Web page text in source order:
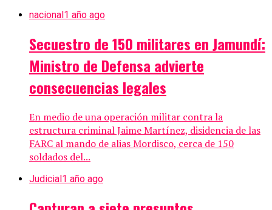
nacional1 año ago
Secuestro de 150 militares en Jamundí:
Ministro de Defensa advierte
consecuencias legales
En medio de una operación militar contra la
estructura criminal Jaime Martínez, disidencia de las
FARC al mando de alias Mordisco, cerca de 150
soldados del...
Judicial1 año ago